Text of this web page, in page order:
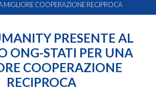
MIGLIORE COOPERAZIONE RECIPROCA
PRESENTE AL
ONG-STATI PER UNA
COOPERAZIONE
RECIPROCA